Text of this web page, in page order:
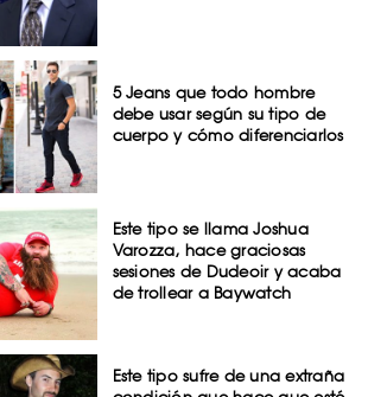
5 Jeans que todo hombre
debe usar según su tipo de
cuerpo y cómo diferenciarlos
Este tipo se llama Joshua
Varozza, hace graciosas
sesiones de Dudeoir y acaba
de trollear a Baywatch
Este tipo sufre de una extraña